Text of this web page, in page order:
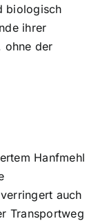
biologisch
ihrer
ohne der
Hanfmehl
auch
Transportweg